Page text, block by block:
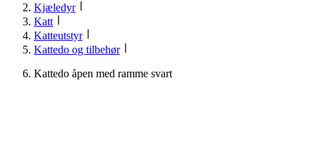
Kjæledyr
Katt
Katteutstyr
Kattedo og tilbehør
Kattedo åpen med ramme svart